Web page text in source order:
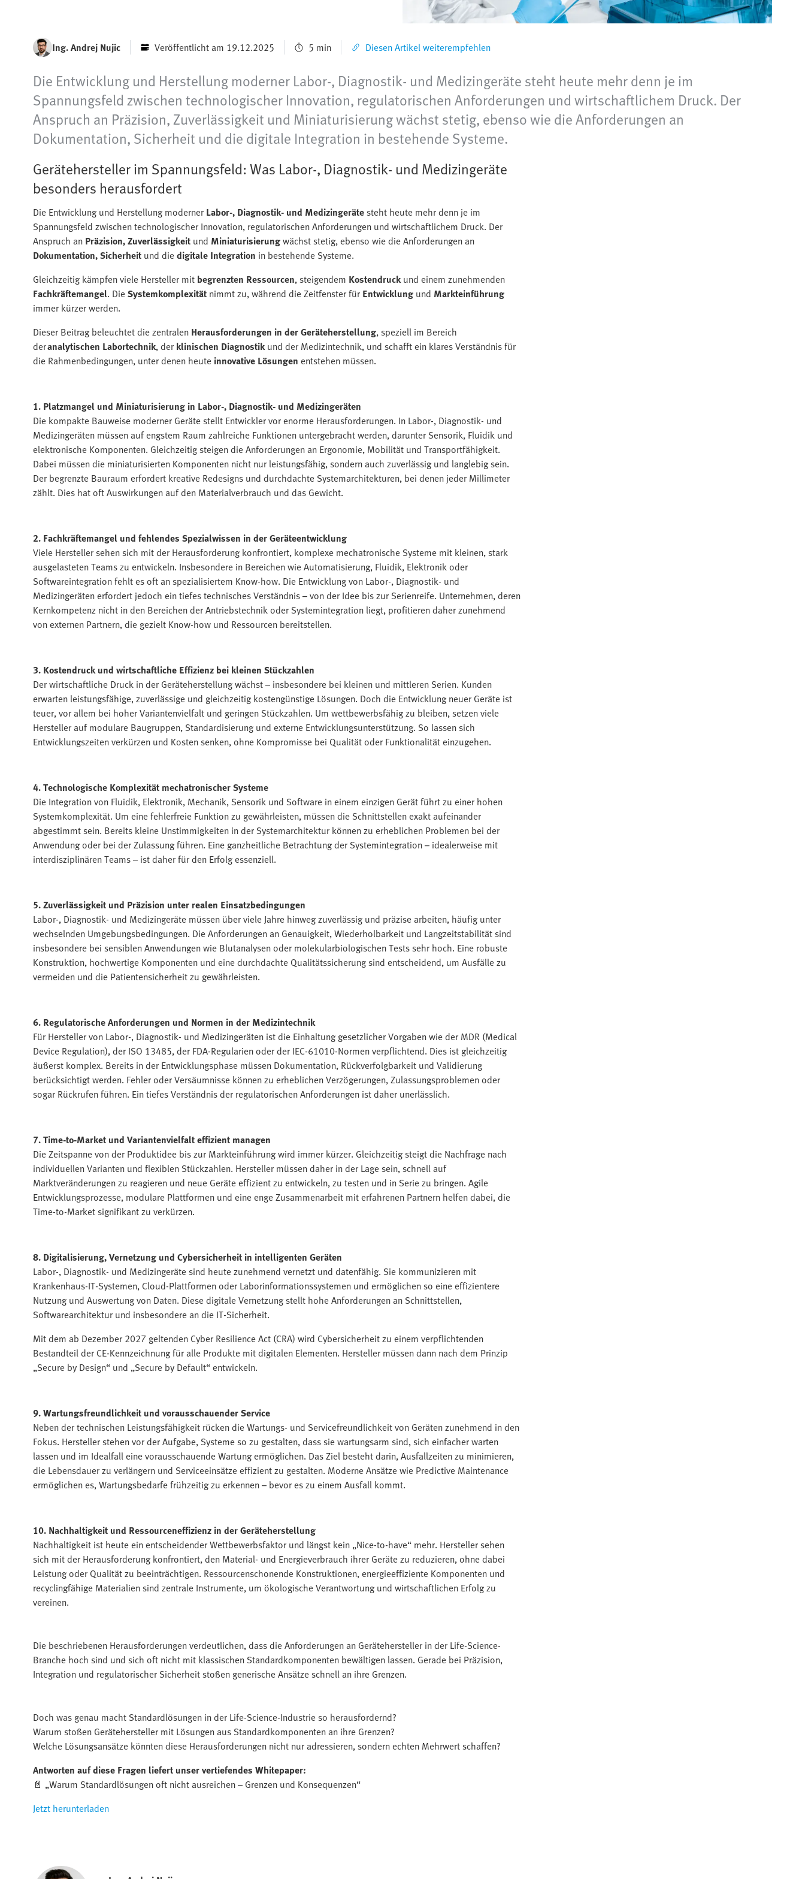
Ing. Andrej Nujic Veröffentlicht am 19.12.2025 5 min Diesen Artikel weiterempfehlen
Die Entwicklung und Herstellung moderner Labor-, Diagnostik- und Medizingeräte steht heute mehr denn je im
Spannungsfeld zwischen technologischer Innovation, regulatorischen Anforderungen und wirtschaftlichem Druck. Der
Anspruch an Präzision, Zuverlässigkeit und Miniaturisierung wächst stetig, ebenso wie die Anforderungen an
Dokumentation, Sicherheit und die digitale Integration in bestehende Systeme.
Gerätehersteller im Spannungsfeld: Was Labor-, Diagnostik- und Medizingeräte
besonders herausfordert
Die Entwicklung und Herstellung moderner Labor-, Diagnostik- und Medizingeräte steht heute mehr denn je im
Spannungsfeld zwischen technologischer Innovation, regulatorischen Anforderungen und wirtschaftlichem Druck. Der
Anspruch an Präzision, Zuverlässigkeit und Miniaturisierungwächst stetig, ebenso wie die Anforderungen an
Dokumentation, Sicherheit und diedigitale Integration in bestehende Systeme.
Gleichzeitig kämpfen viele Hersteller mit begrenzten Ressourcen, steigendem Kostendruckund einem zunehmenden
Fachkräftemangel. DieSystemkomplexität nimmt zu, während die Zeitfenster für Entwicklung und Markteinführung
immer kürzer werden.
Dieser Beitrag beleuchtet die zentralen Herausforderungen in der Geräteherstellung, speziell im Bereich
deranalytischen Labortechnik, der klinischen Diagnostikund der Medizintechnik, und schafft ein klares Verständnis für
die Rahmenbedingungen, unter denen heute innovative Lösungen entstehen müssen.
1. Platzmangel und Miniaturisierung in Labor-, Diagnostik- und Medizingeräten
Die kompakte Bauweise moderner Geräte stellt Entwickler vor enorme Herausforderungen. In Labor-, Diagnostik- und
Medizingeräten müssen auf engstem Raum zahlreiche Funktionen untergebracht werden, darunter Sensorik, Fluidik und
elektronische Komponenten. Gleichzeitig steigen die Anforderungen an Ergonomie, Mobilität und Transportfähigkeit.
Dabei müssen die miniaturisierten Komponenten nicht nur leistungsfähig, sondern auch zuverlässig und langlebig sein.
Der begrenzte Bauraum erfordert kreative Redesigns und durchdachte Systemarchitekturen, bei denen jeder Millimeter
zählt. Dies hat oft Auswirkungen auf den Materialverbrauch und das Gewicht.
2. Fachkräftemangel und fehlendes Spezialwissen in der Geräteentwicklung
Viele Hersteller sehen sich mit der Herausforderung konfrontiert, komplexe mechatronische Systeme mit kleinen, stark
ausgelasteten Teams zu entwickeln. Insbesondere in Bereichen wie Automatisierung, Fluidik, Elektronik oder
Softwareintegration fehlt es oft an spezialisiertem Know-how. Die Entwicklung von Labor-, Diagnostik- und
Medizingeräten erfordert jedoch ein tiefes technisches Verständnis – von der Idee bis zur Serienreife. Unternehmen, deren
Kernkompetenz nicht in den Bereichen der Antriebstechnik oder Systemintegration liegt, profitieren daher zunehmend
von externen Partnern, die gezielt Know-how und Ressourcen bereitstellen.
3. Kostendruck und wirtschaftliche Effizienz bei kleinen Stückzahlen
Der wirtschaftliche Druck in der Geräteherstellung wächst – insbesondere bei kleinen und mittleren Serien. Kunden
erwarten leistungsfähige, zuverlässige und gleichzeitig kostengünstige Lösungen. Doch die Entwicklung neuer Geräte ist
teuer, vor allem bei hoher Variantenvielfalt und geringen Stückzahlen. Um wettbewerbsfähig zu bleiben, setzen viele
Hersteller auf modulare Baugruppen, Standardisierung und externe Entwicklungsunterstützung. So lassen sich
Entwicklungszeiten verkürzen und Kosten senken, ohne Kompromisse bei Qualität oder Funktionalität einzugehen.
4. Technologische Komplexität mechatronischer Systeme
Die Integration von Fluidik, Elektronik, Mechanik, Sensorik und Software in einem einzigen Gerät führt zu einer hohen
Systemkomplexität. Um eine fehlerfreie Funktion zu gewährleisten, müssen die Schnittstellen exakt aufeinander
abgestimmt sein. Bereits kleine Unstimmigkeiten in der Systemarchitektur können zu erheblichen Problemen bei der
Anwendung oder bei der Zulassung führen. Eine ganzheitliche Betrachtung der Systemintegration – idealerweise mit
interdisziplinären Teams – ist daher für den Erfolg essenziell.
5. Zuverlässigkeit und Präzision unter realen Einsatzbedingungen
Labor-, Diagnostik- und Medizingeräte müssen über viele Jahre hinweg zuverlässig und präzise arbeiten, häufig unter
wechselnden Umgebungsbedingungen. Die Anforderungen an Genauigkeit, Wiederholbarkeit und Langzeitstabilität sind
insbesondere bei sensiblen Anwendungen wie Blutanalysen oder molekularbiologischen Tests sehr hoch. Eine robuste
Konstruktion, hochwertige Komponenten und eine durchdachte Qualitätssicherung sind entscheidend, um Ausfälle zu
vermeiden und die Patientensicherheit zu gewährleisten.
6. Regulatorische Anforderungen und Normen in der Medizintechnik
Für Hersteller von Labor-, Diagnostik- und Medizingeräten ist die Einhaltung gesetzlicher Vorgaben wie der MDR (Medical
Device Regulation), der ISO 13485, der FDA-Regularien oder der IEC-61010-Normen verpflichtend. Dies ist gleichzeitig
äußerst komplex. Bereits in der Entwicklungsphase müssen Dokumentation, Rückverfolgbarkeit und Validierung
berücksichtigt werden. Fehler oder Versäumnisse können zu erheblichen Verzögerungen, Zulassungsproblemen oder
sogar Rückrufen führen. Ein tiefes Verständnis der regulatorischen Anforderungen ist daher unerlässlich.
7. Time-to-Market und Variantenvielfalt effizient managen
Die Zeitspanne von der Produktidee bis zur Markteinführung wird immer kürzer. Gleichzeitig steigt die Nachfrage nach
individuellen Varianten und flexiblen Stückzahlen. Hersteller müssen daher in der Lage sein, schnell auf
Marktveränderungen zu reagieren und neue Geräte effizient zu entwickeln, zu testen und in Serie zu bringen. Agile
Entwicklungsprozesse, modulare Plattformen und eine enge Zusammenarbeit mit erfahrenen Partnern helfen dabei, die
Time-to-Market signifikant zu verkürzen.
8. Digitalisierung, Vernetzung und Cybersicherheit in intelligenten Geräten
Labor-, Diagnostik- und Medizingeräte sind heute zunehmend vernetzt und datenfähig. Sie kommunizieren mit
Krankenhaus-IT-Systemen, Cloud-Plattformen oder Laborinformationssystemen und ermöglichen so eine effizientere
Nutzung und Auswertung von Daten. Diese digitale Vernetzung stellt hohe Anforderungen an Schnittstellen,
Softwarearchitektur und insbesondere an die IT-Sicherheit.
Mit dem ab Dezember 2027 geltenden Cyber Resilience Act (CRA) wird Cybersicherheit zu einem verpflichtenden
Bestandteil der CE-Kennzeichnung für alle Produkte mit digitalen Elementen. Hersteller müssen dann nach dem Prinzip
„Secure by Design“ und „Secure by Default“ entwickeln.
9. Wartungsfreundlichkeit und vorausschauender Service
Neben der technischen Leistungsfähigkeit rücken die Wartungs- und Servicefreundlichkeit von Geräten zunehmend in den
Fokus. Hersteller stehen vor der Aufgabe, Systeme so zu gestalten, dass sie wartungsarm sind, sich einfacher warten
lassen und im Idealfall eine vorausschauende Wartung ermöglichen. Das Ziel besteht darin, Ausfallzeiten zu minimieren,
die Lebensdauer zu verlängern und Serviceeinsätze effizient zu gestalten. Moderne Ansätze wie Predictive Maintenance
ermöglichen es, Wartungsbedarfe frühzeitig zu erkennen – bevor es zu einem Ausfall kommt.
10. Nachhaltigkeit und Ressourceneffizienz in der Geräteherstellung
Nachhaltigkeit ist heute ein entscheidender Wettbewerbsfaktor und längst kein „Nice-to-have“ mehr. Hersteller sehen
sich mit der Herausforderung konfrontiert, den Material- und Energieverbrauch ihrer Geräte zu reduzieren, ohne dabei
Leistung oder Qualität zu beeinträchtigen. Ressourcenschonende Konstruktionen, energieeffiziente Komponenten und
recyclingfähige Materialien sind zentrale Instrumente, um ökologische Verantwortung und wirtschaftlichen Erfolg zu
vereinen.
Die beschriebenen Herausforderungen verdeutlichen, dass die Anforderungen an Gerätehersteller in der Life-Science-
Branche hoch sind und sich oft nicht mit klassischen Standardkomponenten bewältigen lassen. Gerade bei Präzision,
Integration und regulatorischer Sicherheit stoßen generische Ansätze schnell an ihre Grenzen.
Doch was genau macht Standardlösungen in der Life-Science-Industrie so herausfordernd?
Warum stoßen Gerätehersteller mit Lösungen aus Standardkomponenten an ihre Grenzen?
Welche Lösungsansätze könnten diese Herausforderungen nicht nur adressieren, sondern echten Mehrwert schaffen?
Antworten auf diese Fragen liefert unser vertiefendes Whitepaper:
📄 „Warum Standardlösungen oft nicht ausreichen – Grenzen und Konsequenzen“
Jetzt herunterladen